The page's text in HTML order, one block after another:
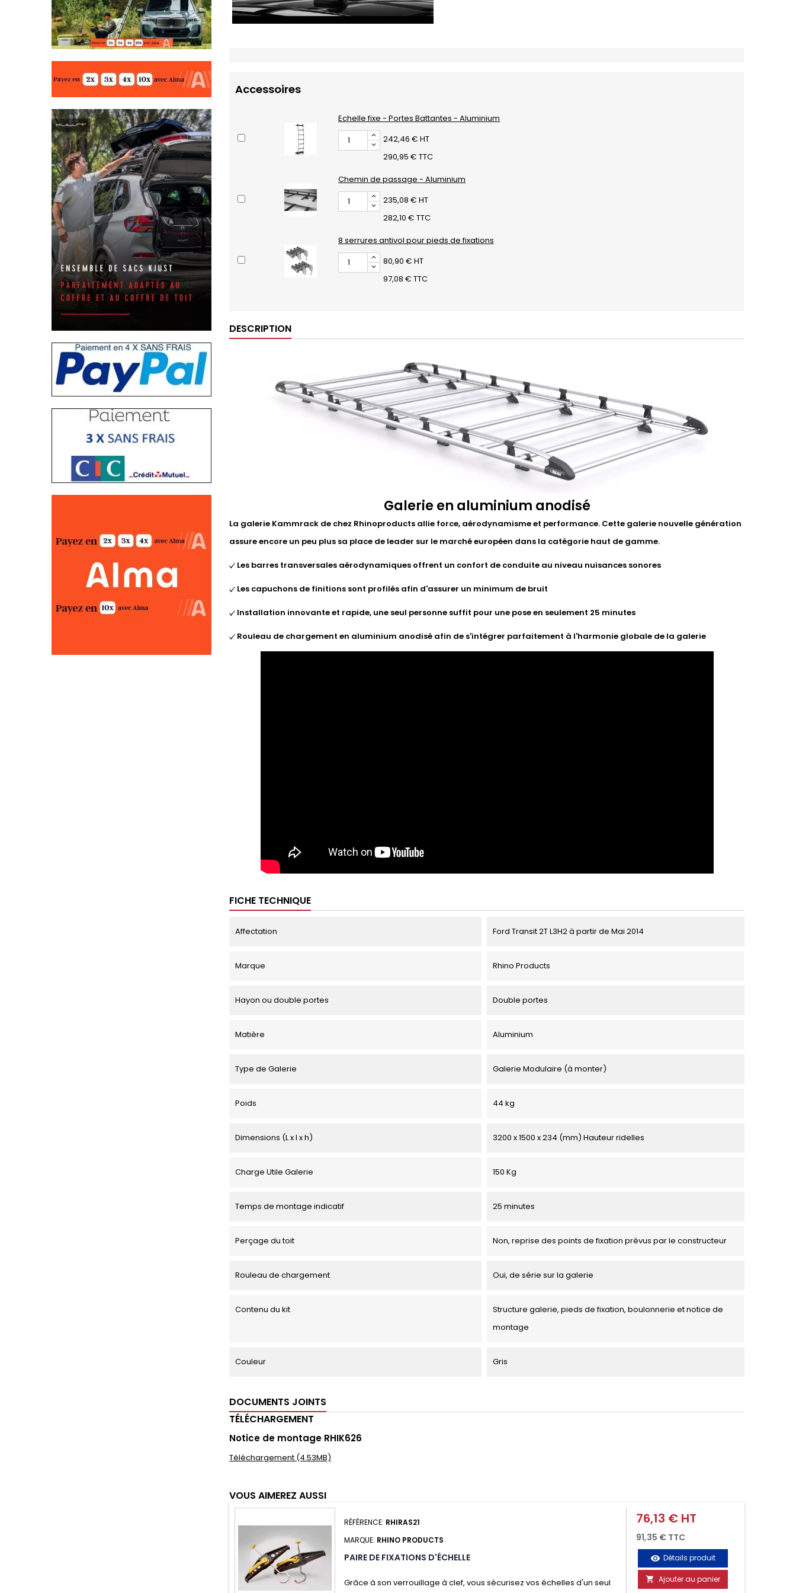
Accessoires
Echelle fixe - Portes Battantes - Aluminium
242,46 € HT
290,95 € TTC
Chemin de passage - Aluminium
235,08 € HT
282,10 € TTC
8 serrures antivol pour pieds de fixations
80,90 € HT
97,08 € TTC
DESCRIPTION
Galerie en aluminium anodisé
La galerie Kammrack de chez Rhinoproducts allie force, aérodynamisme et performance. Cette galerie nouvelle génération
assure encore un peu plus sa place de leader sur le marché européen dans la catégorie haut de gamme.
Les barres transversales aérodynamiques offrent un confort de conduite au niveau nuisances sonores
Les capuchons de finitions sont profilés afin d'assurer un minimum de bruit
Installation innovante et rapide, une seul personne suffit pour une pose en seulement 25 minutes
Rouleau de chargement en aluminium anodisé afin de s'intégrer parfaitement à l'harmonie globale de la galerie
FICHE TECHNIQUE
Affectation Ford Transit 2T L3H2 à partir de Mai 2014
Marque Rhino Products
Hayon ou double portes Double portes
Matière Aluminium
Type de Galerie Galerie Modulaire (à monter)
Poids 44 kg
Dimensions (L x l x h) 3200 x 1500 x 234 (mm) Hauteur ridelles
Charge Utile Galerie 150 Kg
Temps de montage indicatif 25 minutes
Perçage du toit Non, reprise des points de fixation prévus par le constructeur
Rouleau de chargement Oui, de série sur la galerie
Contenu du kit
Structure galerie, pieds de fixation, boulonnerie et notice de
montage
Couleur Gris
DOCUMENTS JOINTS
TÉLÉCHARGEMENT
Notice de montage RHIK626
Téléchargement (4.53MB)
VOUS AIMEREZ AUSSI
RÉFÉRENCE: RHIRAS21
MARQUE: RHINO PRODUCTS
PAIRE DE FIXATIONS D'ÉCHELLE
Grâce à son verrouillage à clef, vous sécurisez vos échelles d'un seul
Prix
76,13 € HT
91,35 € TTC
visibility Détails produit
 Ajouter au panier